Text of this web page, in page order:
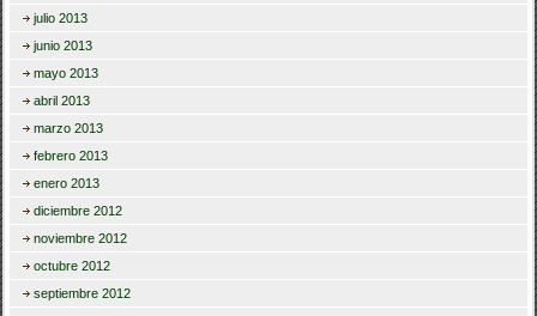
julio 2013
junio 2013
mayo 2013
abril 2013
marzo 2013
febrero 2013
enero 2013
diciembre 2012
noviembre 2012
octubre 2012
septiembre 2012